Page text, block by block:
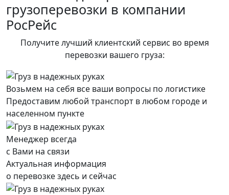
грузоперевозки в компании
РосРейс
Получите лучший клиентский сервис во время
перевозки вашего груза:
Возьмем на себя все ваши вопросы по логистике
Предоставим любой транспорт в любом городе и
населенном пункте
Менеджер всегда
с Вами на связи
Актуальная информация
о перевозке здесь и сейчас